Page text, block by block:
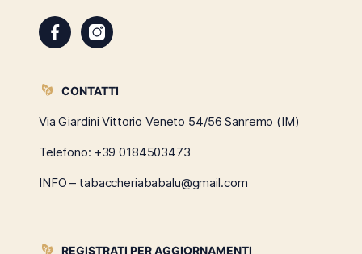
CONTATTI
Via Giardini Vittorio Veneto 54/56 Sanremo (IM)
Telefono: +39 0184503473
INFO – tabaccheriababalu@gmail.com
REGISTRATI PER AGGIORNAMENTI